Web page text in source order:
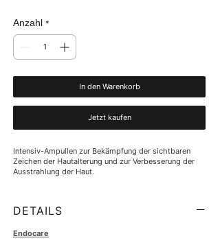
Anzahl *
In den Warenkorb
Jetzt kaufen
Intensiv-Ampullen zur Bekämpfung der sichtbaren
Zeichen der Hautalterung und zur Verbesserung der
Ausstrahlung der Haut.
DETAILS
Endocare